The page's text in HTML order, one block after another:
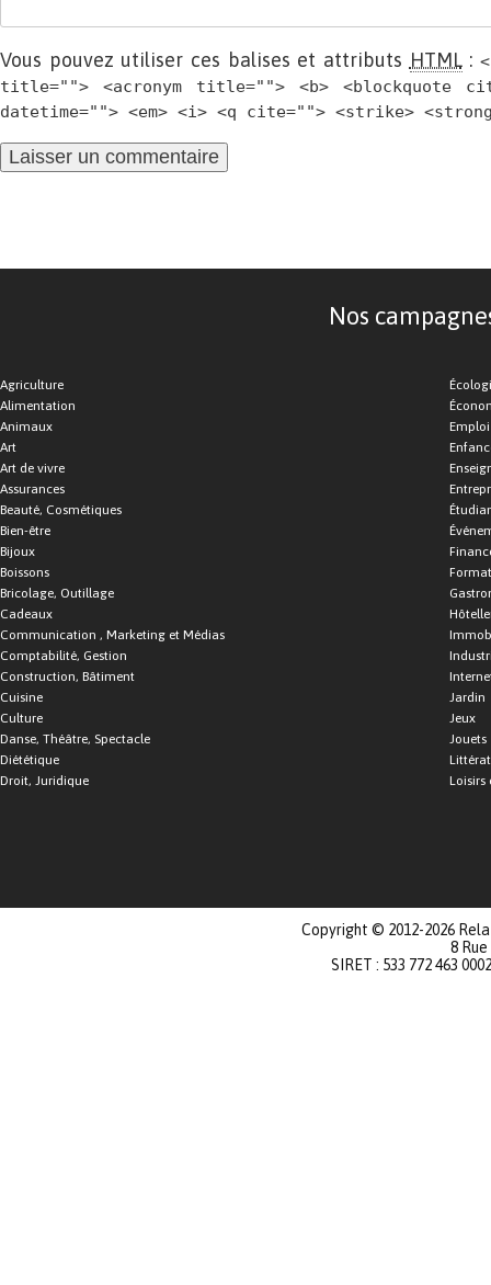
Vous pouvez utiliser ces balises et attributs HTML:
title=""> <acronym title=""> <b> <blockquote
datetime=""> <em> <i> <q cite=""> <strike>
Nos
Agriculture
Alimentation
Animaux
Art
Art de vivre
Assurances
Beauté, Cosmétiques
Bien-être
Bijoux
Boissons
Bricolage, Outillage
Cadeaux
Communication , Marketing et Médias
Comptabilité, Gestion
Construction, Bâtiment
Cuisine
Culture
Danse, Théâtre, Spectacle
Diététique
Droit, Juridique
Emploi
Jardin
Jeux
Jouets
Loisirs
Copyright © 2012-2026
8
SIRET : 533 772 463